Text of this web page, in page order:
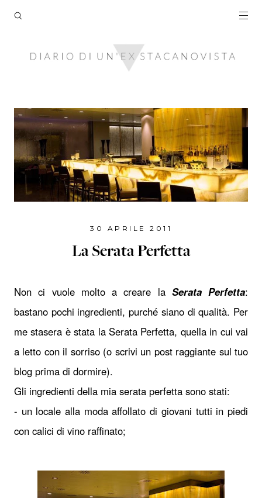
30 APRILE 2011
La Serata Perfetta
Non ci vuole molto a creare la Serata Perfetta:
bastano pochi ingredienti, purché siano di qualità. Per
me stasera è stata la Serata Perfetta, quella in cui vai
a letto con il sorriso (o scrivi un post raggiante sul tuo
blog prima di dormire).
Gli ingredienti della mia serata perfetta sono stati:
- un locale alla moda affollato di giovani tutti in piedi
con calici di vino raffinato;